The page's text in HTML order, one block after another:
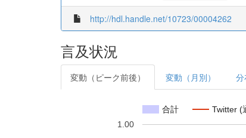
http://hdl.handle.net/10723/00004262
言及状況
変動（ピーク前後） 変動（月別）
合計 Twitter (
1.00